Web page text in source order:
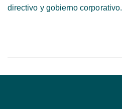
directivo y gobierno corporativo.